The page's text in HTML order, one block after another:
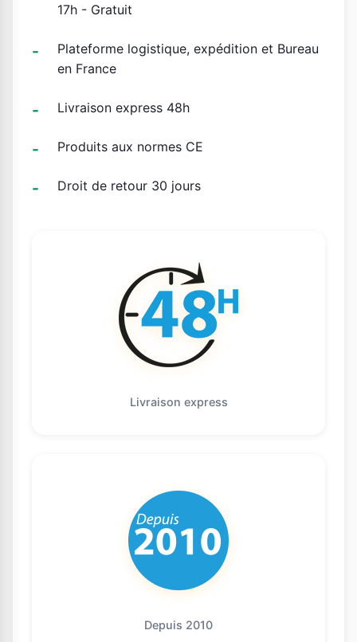
17h - Gratuit
Plateforme logistique, expédition et Bureau
en France
Livraison express 48h
Produits aux normes CE
Droit de retour 30 jours
Livraison express
Depuis 2010